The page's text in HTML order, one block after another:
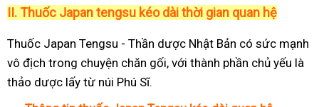
II. Thuốc Japan tengsu kéo dài thời gian quan hệ
Thuốc Japan Tengsu - Thần dược Nhật Bản có sức mạnh
vô địch trong chuyện chăn gối, với thành phần chủ yếu là
thảo dược lấy từ núi Phú Sĩ.